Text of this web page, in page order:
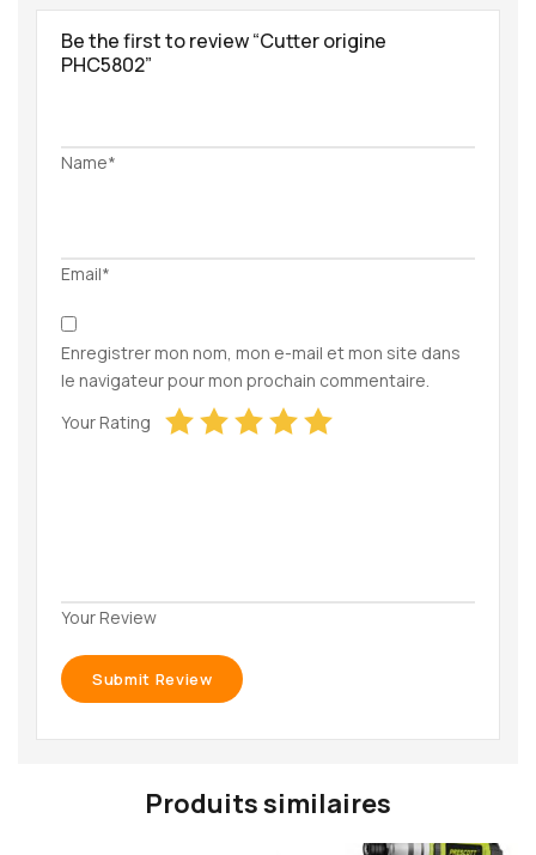
Be the first to review “Cutter origine
PHC5802”
Name*
Email*
Enregistrer mon nom, mon e-mail et mon site dans
le navigateur pour mon prochain commentaire.
Your Rating
Your Review
Produits similaires